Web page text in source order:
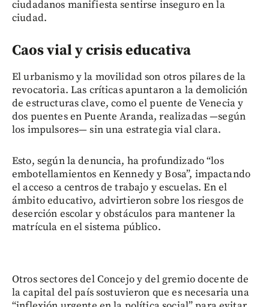
ciudadanos manifiesta sentirse inseguro en la
ciudad.
Caos vial y crisis educativa
El urbanismo y la movilidad son otros pilares de la
revocatoria. Las críticas apuntaron a la demolición
de estructuras clave, como el puente de Venecia y
dos puentes en Puente Aranda, realizadas —según
los impulsores— sin una estrategia vial clara.
Esto, según la denuncia, ha profundizado “los
embotellamientos en Kennedy y Bosa”, impactando
el acceso a centros de trabajo y escuelas. En el
ámbito educativo, advirtieron sobre los riesgos de
deserción escolar y obstáculos para mantener la
matrícula en el sistema público.
Otros sectores del Concejo y del gremio docente de
la capital del país sostuvieron que es necesaria una